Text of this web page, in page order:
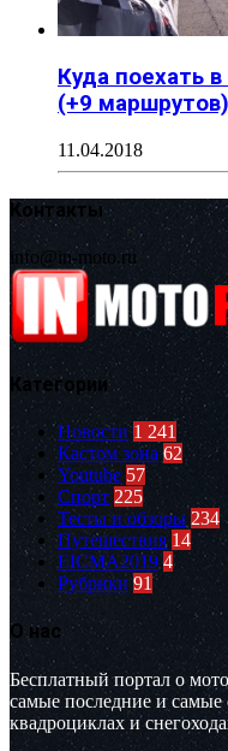
Куда поехать
(+9 маршрутов)
11.04.2018
Контакты
info@in-moto.ru
Категории
Новости 1 241
Кастом зона 62
Youtube 57
Спорт 225
Тесты и обзоры 234
Путешествия 14
EICMA2019 4
Рубрики 91
О нас
Бесплатный портал о
самые последние и самые
квадроциклах и